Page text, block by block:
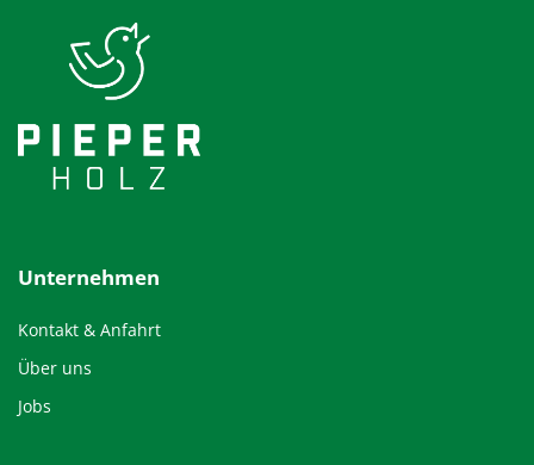
Unternehmen
Kontakt & Anfahrt
Über uns
Jobs